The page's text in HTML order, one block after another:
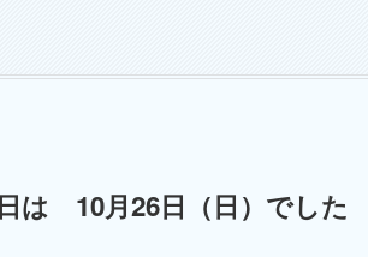
は 10月26日（日）でした